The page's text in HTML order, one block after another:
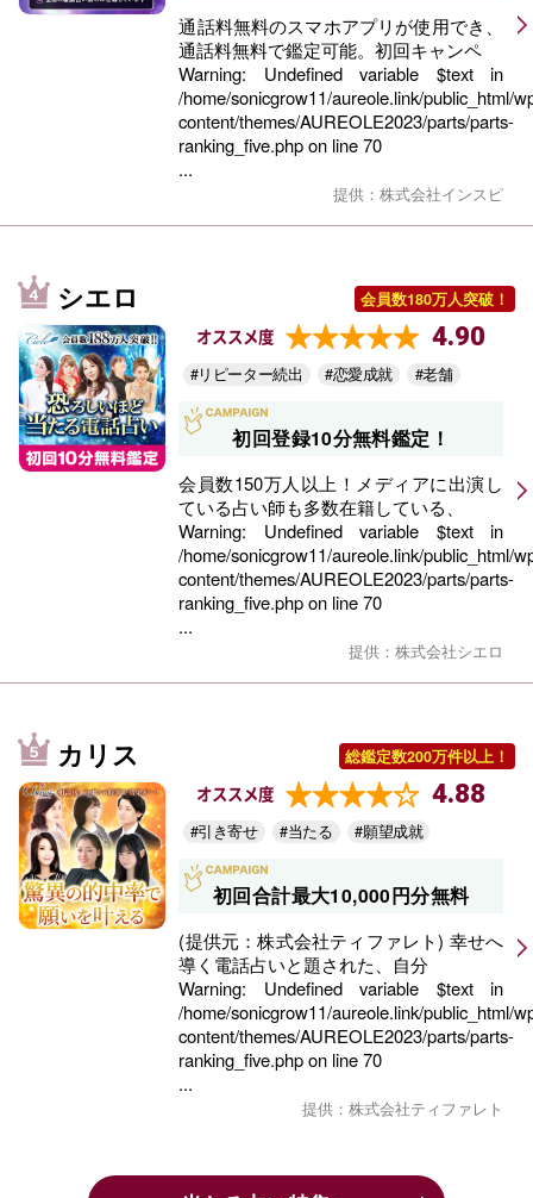
通話料無料のスマホアプリが使用でき、
通話料無料で鑑定可能。初回キャンペ
Warning: Undefined variable $text in
/home/sonicgrow11/aureole.link/public_html/
content/themes/AUREOLE2023/parts/parts-
ranking_five.phpon line70
...
提供：株式会社インスピ
シエロ 会員数180万人突破！
オススメ度 4.90
#リピーター続出 #恋愛成就 #老舗
初回登録10分無料鑑定！
会員数150万人以上！メディアに出演し
ている占い師も多数在籍している、
Warning: Undefined variable $text in
/home/sonicgrow11/aureole.link/public_html/
content/themes/AUREOLE2023/parts/parts-
ranking_five.phpon line70
...
提供：株式会社シエロ
カリス 総鑑定数200万件以上！
オススメ度 4.88
#引き寄せ #当たる #願望成就
初回合計最大10,000円分無料
(提供元：株式会社ティファレト) 幸せへ
導く電話占いと題された、自分
Warning: Undefined variable $text in
/home/sonicgrow11/aureole.link/public_html/
content/themes/AUREOLE2023/parts/parts-
ranking_five.phpon line70
...
提供：株式会社ティファレト